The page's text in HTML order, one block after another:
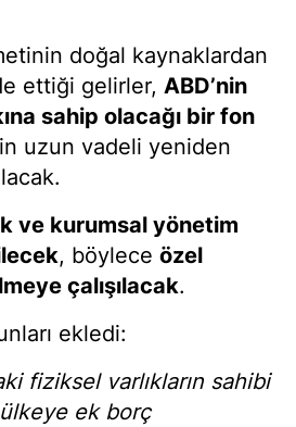
doğal kaynaklardan
ettiği gelirler, ABD’nin
sahip olacağı bir fon
uzun vadeli yeniden
ve kurumsal yönetim
, böylece özel
çalışılacak.
ekledi:
fiziksel varlıkların sahibi
ek borç